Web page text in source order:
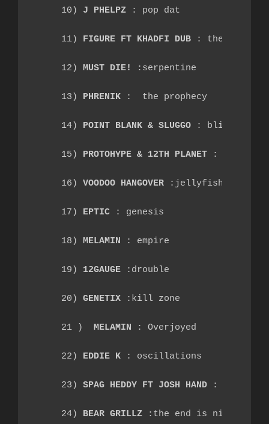
10) J PHELPZ : pop dat
11) FIGURE FT KHADFI DUB : the crypt
12) MUST DIE! :serpentine
13) PHRENIK :  the prophecy
14) POINT BLANK & SLUGGO : blister
15) PROTOHYPE & 12TH PLANET : like
16) VOODOO HANGOVER :jellyfish
17) EPTIC : genesis
18) MELAMIN : empire
19) 12GAUGE :drouble
20) GENETIX :kill zone
21 ) MELAMIN : Overjoyed
22) EDDIE K : oscillations
23) SPAG HEDDY FT JOSH HAND : gift in
24) BEAR GRILLZ :the end is nigh